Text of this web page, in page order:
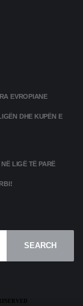
EVROPIANE
DHE KUPËN E
LIGË TË PARË
SEARCH